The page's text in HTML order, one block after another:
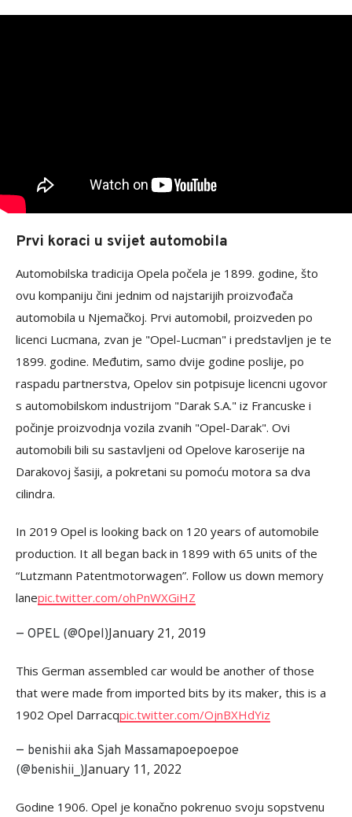
Prvi koraci u svijet automobila
Automobilska tradicija Opela počela je 1899. godine, što
ovu kompaniju čini jednim od najstarijih proizvođača
automobila u Njemačkoj. Prvi automobil, proizveden po
licenci Lucmana, zvan je "Opel-Lucman" i predstavljen je te
1899. godine. Međutim, samo dvije godine poslije, po
raspadu partnerstva, Opelov sin potpisuje licencni ugovor
s automobilskom industrijom "Darak S.A." iz Francuske i
počinje proizvodnja vozila zvanih "Opel-Darak". Ovi
automobili bili su sastavljeni od Opelove karoserije na
Darakovoj šasiji, a pokretani su pomoću motora sa dva
cilindra.
In 2019 Opel is looking back on 120 years of automobile
production. It all began back in 1899 with 65 units of the
“Lutzmann Patentmotorwagen”. Follow us down memory
lanepic.twitter.com/ohPnWXGiHZ
— OPEL (@Opel)January 21, 2019
This German assembled car would be another of those
that were made from imported bits by its maker, this is a
1902 Opel Darracqpic.twitter.com/OjnBXHdYiz
— benishii aka Sjah Massamapoepoepoe
(@benishii_)January 11, 2022
Godine 1906. Opel je konačno pokrenuo svoju sopstvenu